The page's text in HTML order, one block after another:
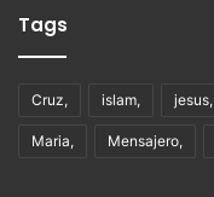
Tags
Cruz, islam, jesus,
Maria, Mensajero,